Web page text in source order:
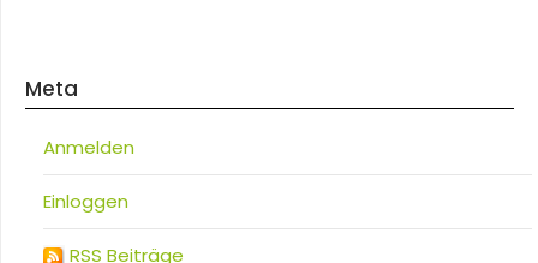
Meta
Anmelden
Einloggen
RSS Beiträge